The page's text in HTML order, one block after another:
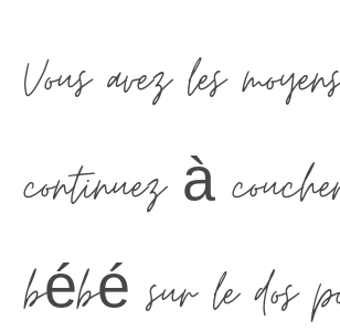
Vous avez les
continuez à
bébé sur le dos